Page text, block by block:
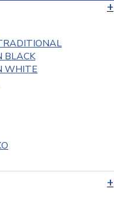
BLACK
WHITE